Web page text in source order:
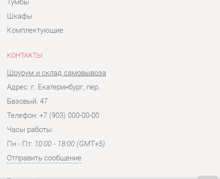
Адрес: г. Екатеринбург, пер.
Базовый, 47
Часы работы: